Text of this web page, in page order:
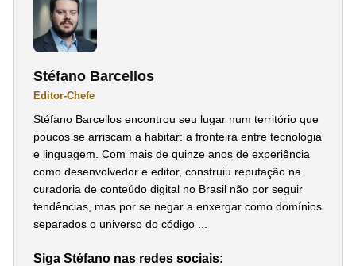
Stéfano Barcellos
Editor-Chefe
Stéfano Barcellos encontrou seu lugar num território que
poucos se arriscam a habitar: a fronteira entre tecnologia
e linguagem. Com mais de quinze anos de experiência
como desenvolvedor e editor, construiu reputação na
curadoria de conteúdo digital no Brasil não por seguir
tendências, mas por se negar a enxergar como domínios
separados o universo do código ...
Siga Stéfano nas redes sociais: